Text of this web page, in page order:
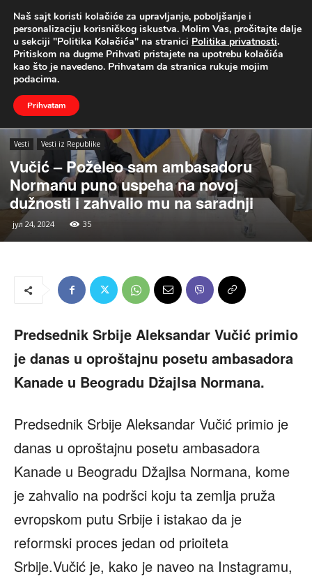
UŽIVO
Naslovna Vesti Vesti iz Republike
Vesti Vesti iz Republike
Vučić – Poželeo sam ambasadoru
Normanu puno uspeha na novoj
dužnosti i zahvalio mu na saradnji
јул 24, 2024 35
Predsednik Srbije Aleksandar Vučić primio
je danas u oproštajnu posetu ambasadora
Kanade u Beogradu Džajlsa Normana.
Predsednik Srbije Aleksandar Vučić primio je
danas u oproštajnu posetu ambasadora
Kanade u Beogradu Džajlsa Normana, kome
je zahvalio na podršci koju ta zemlja pruža
evropskom putu Srbije i istakao da je
reformski proces jedan od prioiteta
Srbije.Vučić je, kako je naveo na Instagramu,
Naš sajt koristi kolačiće za upravljanje, poboljšanje i
personalizaciju korisničkog iskustva. Molim Vas, pročitajte dalje
u sekciji "Politika Kolačića" na stranici Politika privatnosti.
Pritiskom na dugme Prihvati pristajete na upotrebu kolačića
kao što je navedeno. Prihvatam da stranica rukuje mojim
podacima.
Prihvatam